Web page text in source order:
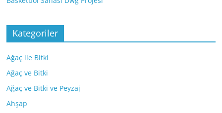
Kategoriler
Ağaç ile Bitki
Ağaç ve Bitki
Ağaç ve Bitki ve Peyzaj
Ahşap